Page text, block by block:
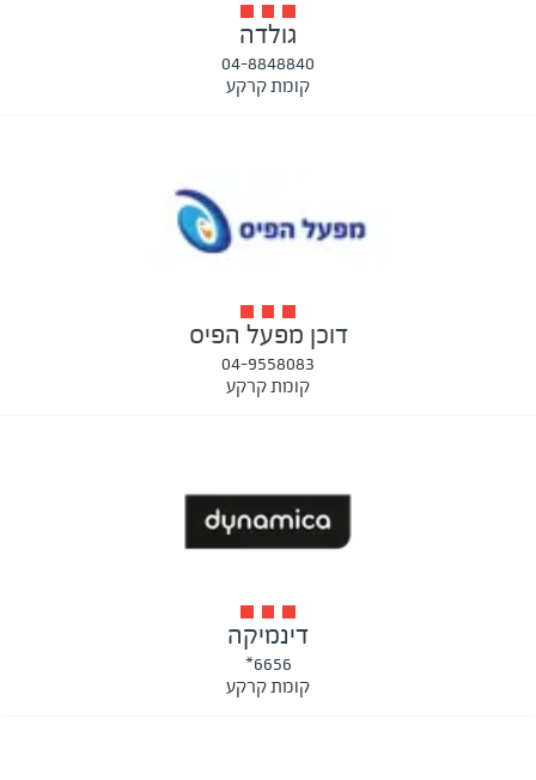
גולדה
04-8848840
קומת קרקע
דוכן מפעל הפיס
04-9558083
קומת קרקע
דינמיקה
6656*
קומת קרקע